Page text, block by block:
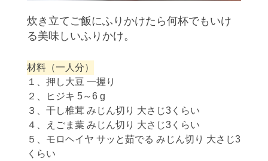
炊き立てご飯にふりかけたら何杯でもいけ
る美味しいふりかけ。
材料（一人分）
１、押し大豆 一握り
２、ヒジキ 5～6 g
３、干し椎茸 みじん切り 大さじ3くらい
４、えごま葉 みじん切り 大さじ3くらい
５、モロヘイヤ サッと茹でる みじん切り 大さじ3
くらい